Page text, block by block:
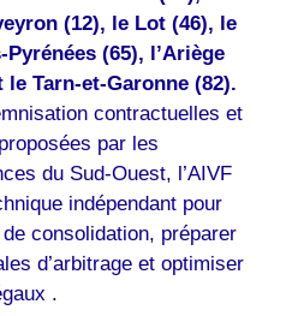
(12), le Lot (46), le
(65), l’Ariège
le Tarn-et-Garonne (82).
contractuelles et
par les
du Sud-Ouest, l’AIVF
indépendant pour
consolidation, préparer
d’arbitrage et optimiser
.